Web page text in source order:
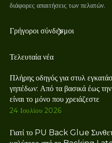
διάφορες απαιτήσεις των πελατών.
Γρήγοροι σύνδεσμοι
Τελευταία νέα
Πλήρης οδηγός για στυλ
γηπέδων: Από τα βασικά έως
είναι το μόνο που χρειάζεστε
24 Ιουλίου 2026
Γιατί το PU Back Glue